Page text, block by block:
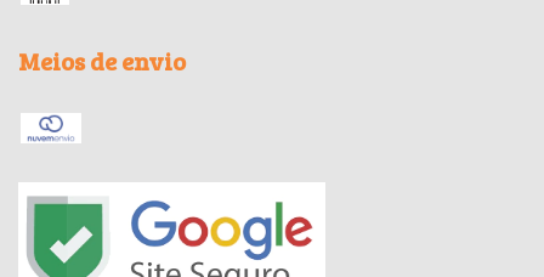
Meios de envio